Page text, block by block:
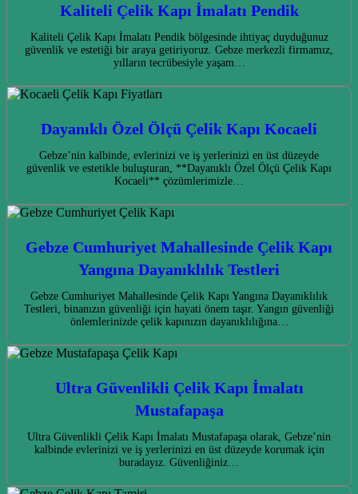
Kaliteli Çelik Kapı İmalatı Pendik
Kaliteli Çelik Kapı İmalatı Pendik bölgesinde ihtiyaç duyduğunuz
güvenlik ve estetiği bir araya getiriyoruz. Gebze merkezli firmamız,
yılların tecrübesiyle yaşam…
Dayanıklı Özel Ölçü Çelik Kapı Kocaeli
Gebze’nin kalbinde, evlerinizi ve iş yerlerinizi en üst düzeyde
güvenlik ve estetikle buluşturan, **Dayanıklı Özel Ölçü Çelik Kapı
Kocaeli** çözümlerimizle…
Gebze Cumhuriyet Mahallesinde Çelik Kapı
Yangına Dayanıklılık Testleri
Gebze Cumhuriyet Mahallesinde Çelik Kapı Yangına Dayanıklılık
Testleri, binanızın güvenliği için hayati önem taşır. Yangın güvenliği
önlemlerinizde çelik kapınızın dayanıklılığına…
Ultra Güvenlikli Çelik Kapı İmalatı
Mustafapaşa
Ultra Güvenlikli Çelik Kapı İmalatı Mustafapaşa olarak, Gebze’nin
kalbinde evlerinizi ve iş yerlerinizi en üst düzeyde korumak için
buradayız. Güvenliğiniz…